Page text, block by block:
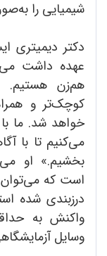
شیمیایی را
دکتر دیمیتری
عهده داشت
هم‌زن هستیم.
کوچک‌تر و
خواهد شد. ما
می‌کنیم تا با
بخشیم.» او
است که می‌توان
درزبندی شده
واکنش‌ به
وسایل